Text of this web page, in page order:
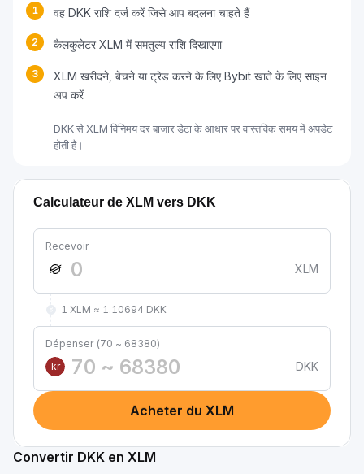
1 वह DKK राशि दर्ज करें जिसे आप बदलना चाहते हैं
2 कैलकुलेटर XLM में समतुल्य राशि दिखाएगा
3
XLM खरीदने, बेचने या ट्रेड करने के लिए Bybit खाते के लिए साइन
अप करें
DKK से XLM विनिमय दर बाजार डेटा के आधार पर वास्तविक समय में अपडेट
होती है।
Calculateur de XLM vers DKK
Recevoir
XLM
1 XLM ≈ 1.10694 DKK
Dépenser (70 ~ 68380)
kr
DKK
Acheter du XLM
Convertir DKK en XLM